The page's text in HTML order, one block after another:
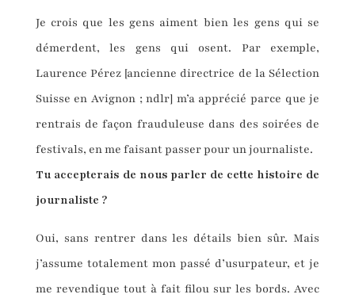
Je crois que les gens aiment bien les gens qui se
démerdent, les gens qui osent. Par exemple,
Laurence Pérez [ancienne directrice de la Sélection
Suisse en Avignon ; ndlr] m’a apprécié parce que je
rentrais de façon frauduleuse dans des soirées de
festivals, en me faisant passer pour un journaliste.
Tu accepterais de nous parler de cette histoire de
journaliste ?
Oui, sans rentrer dans les détails bien sûr. Mais
j’assume totalement mon passé d’usurpateur, et je
me revendique tout à fait filou sur les bords. Avec